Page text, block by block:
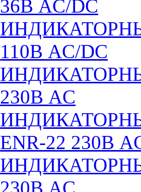
36В AC/DC
110В AC/DC
230В AC
ENR-22 230В
230В AC